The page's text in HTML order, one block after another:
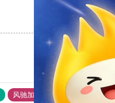
风驰加速器 旋风加速器